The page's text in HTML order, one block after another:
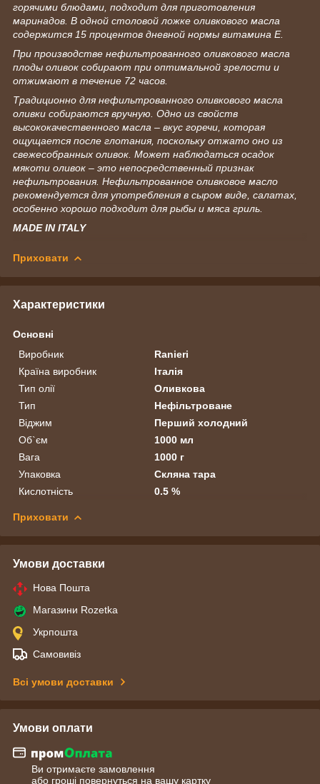
горячими блюдами, подходит для приготовления
маринадов. В одной столовой ложке оливкового масла
содержится 15 процентов дневной нормы витамина Е.
При производстве нефильтрованного оливкового масла
плоды оливок собирают при оптимальной зрелости и
отжимают в течение 72 часов.
Традиционно для нефильтрованного оливкового масла
оливки собираются вручную. Одно из свойств
высококачественного масла – вкус горечи, которая
ощущается после глотания, поскольку отжато оно из
свежесобранных оливок. Может наблюдаться осадок
мякоти оливок – это непосредственный признак
нефильтрования. Нефильтрованное оливковое масло
рекомендуется для употребления в сыром виде, салатах,
особенно хорошо подходит для рыбы и мяса гриль.
MADE IN ITALY
Приховати
Характеристики
Основні
Виробник
Ranieri
Країна виробник
Італія
Тип олії
Оливкова
Тип
Нефільтроване
Віджим
Перший холодний
Об`єм
1000 мл
Вага
1000 г
Упаковка
Скляна тара
Кислотність
0.5 %
Приховати
Умови доставки
Нова Пошта
Магазини Rozetka
Укрпошта
Самовивіз
Всі умови доставки
Умови оплати
Ви отримаєте замовлення
або гроші повернуться на вашу картку